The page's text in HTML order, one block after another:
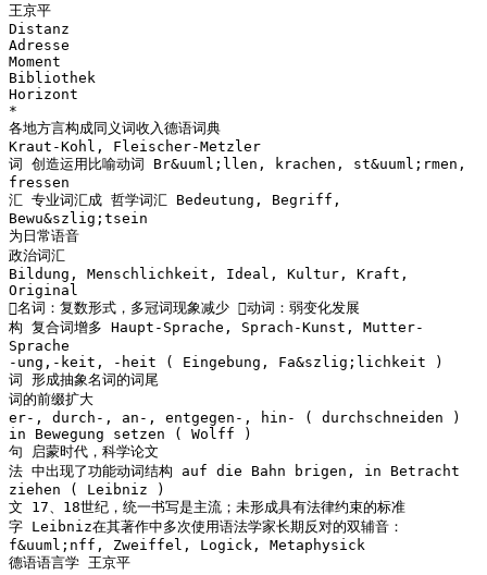
王京平
Distanz
Adresse
Moment
Bibliothek
Horizont
*
各地方言构成同义词收入德语词典
Kraut-Kohl, Fleischer-Metzler
词 创造运用比喻动词 Br&uuml;llen, krachen, st&uuml;rmen,
fressen
汇 专业词汇成 哲学词汇 Bedeutung, Begriff,
Bewu&szlig;tsein
为日常语音
政治词汇
Bildung, Menschlichkeit, Ideal, Kultur, Kraft,
Original
名词：复数形式，多冠词现象减少 动词：弱变化发展
构 复合词增多 Haupt-Sprache, Sprach-Kunst, Mutter-
Sprache
-ung,-keit, -heit ( Eingebung, Fa&szlig;lichkeit )
词 形成抽象名词的词尾
词的前缀扩大
er-, durch-, an-, entgegen-, hin- ( durchschneiden )
in Bewegung setzen ( Wolff )
句 启蒙时代，科学论文
法 中出现了功能动词结构 auf die Bahn brigen, in Betracht
ziehen ( Leibniz )
文 17、18世纪，统一书写是主流；未形成具有法律约束的标准
字 Leibniz在其著作中多次使用语法学家长期反对的双辅音：
f&uuml;nff, Zweiffel, Logick, Metaphysick
德语语言学 王京平